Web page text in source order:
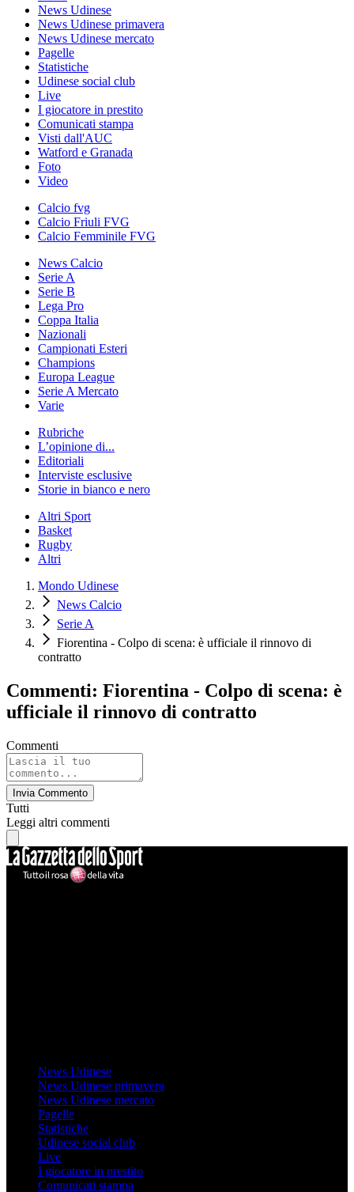
News Udinese
News Udinese primavera
News Udinese mercato
Pagelle
Statistiche
Udinese social club
Live
I giocatore in prestito
Comunicati stampa
Visti dall'AUC
Watford e Granada
Foto
Video
Calcio fvg
Calcio Friuli FVG
Calcio Femminile FVG
News Calcio
Serie A
Serie B
Lega Pro
Coppa Italia
Nazionali
Campionati Esteri
Champions
Europa League
Serie A Mercato
Varie
Rubriche
L’opinione di...
Editoriali
Interviste esclusive
Storie in bianco e nero
Altri Sport
Basket
Rugby
Altri
Mondo Udinese
News Calcio
Serie A
Fiorentina - Colpo di scena: è ufficiale il rinnovo di
contratto
Commenti: Fiorentina - Colpo di scena: è
ufficiale il rinnovo di contratto
Commenti
Invia Commento
Tutti
Leggi altri commenti
News Udinese
News Udinese primavera
News Udinese mercato
Pagelle
Statistiche
Udinese social club
Live
I giocatore in prestito
Comunicati stampa